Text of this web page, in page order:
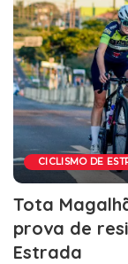
CICLISMO DE
Tota
prova de
Estrada